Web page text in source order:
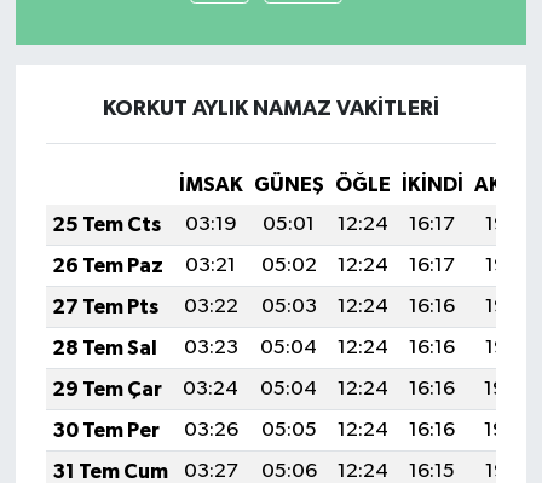
KORKUT AYLIK NAMAZ VAKITLERI
İMSAK GÜNEŞ ÖĞLE İKINDI
25 Tem Cts
03:19 05:01 12:24 16:17
19:38
26 Tem Paz
03:21 05:02 12:24 16:17
19:37
27 Tem Pts
03:22 05:03 12:24 16:16
19:36
28 Tem Sal
03:23 05:04 12:24 16:16
19:35
29 Tem Çar
03:24 05:04 12:24 16:16
19:34
30 Tem Per
03:26 05:05 12:24 16:16
19:34
31 Tem Cum
03:27 05:06 12:24 16:15
19:33